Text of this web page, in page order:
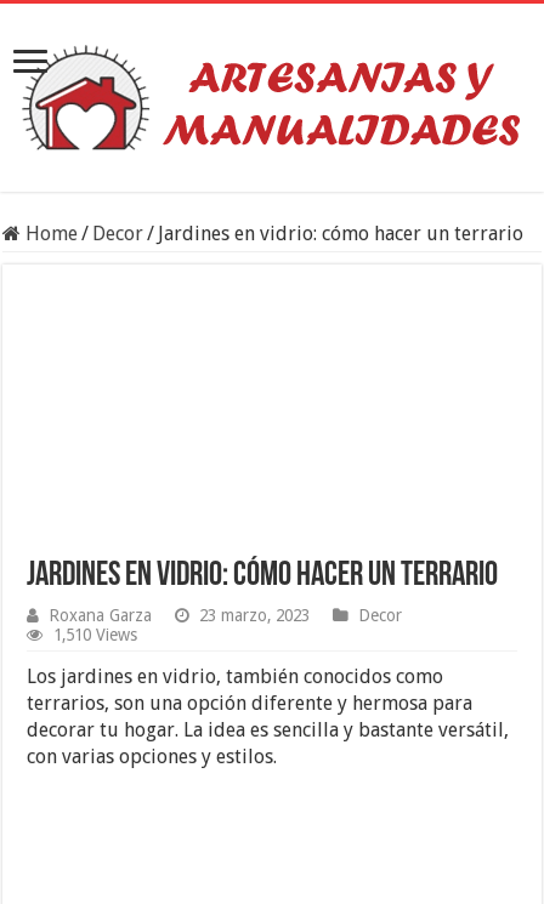
Home/ Decor/ Jardines en vidrio: cómo hacer un terrario
Jardines en vidrio: cómo hacer un terrario
Roxana Garza 23 marzo, 2023
Decor
1,510 Views
Los jardines en vidrio, también conocidos como
terrarios, son una opción diferente y hermosa para
decorar tu hogar. La idea es sencilla y bastante versátil,
con varias opciones y estilos.